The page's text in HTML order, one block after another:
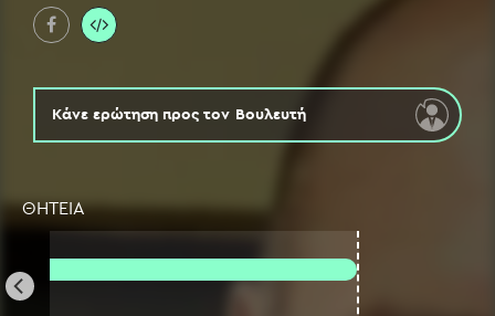
Κάνε ερώτηση προς τον Βουλευτή
ΘΗΤΕΙΑ